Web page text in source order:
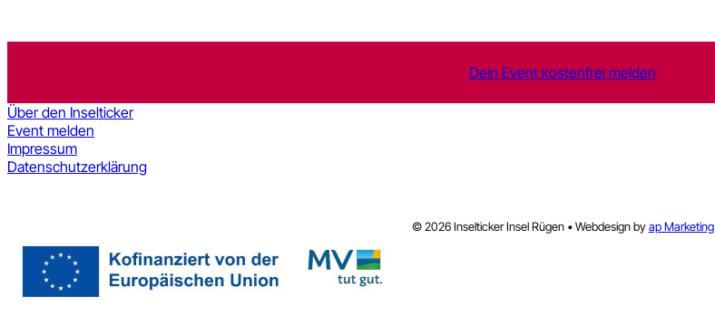
Dein Event kostenfrei melden
Über den Inselticker
Event melden
Impressum
Datenschutzerklärung
© 2026 Inselticker Insel Rügen • Webdesign byap Marketing